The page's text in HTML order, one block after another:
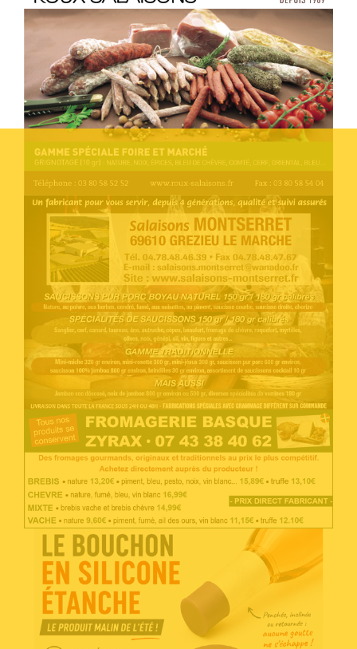
Voir l'annonce
Accéder au site
Voir l'annonce
Accéder au site
Voir l'annonce